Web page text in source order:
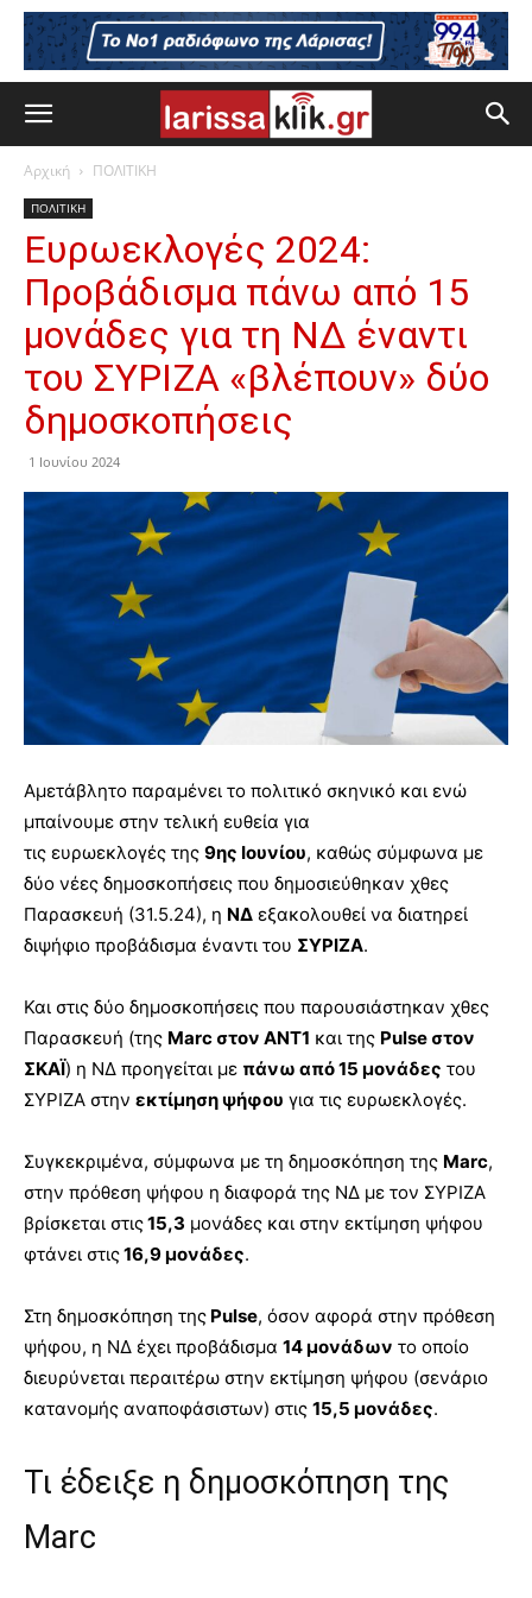
Αρχική ΠΟΛΙΤΙΚΗ
ΠΟΛΙΤΙΚΗ
Ευρωεκλογές 2024:
Προβάδισμα πάνω από 15
μονάδες για τη ΝΔ έναντι
του ΣΥΡΙΖΑ «βλέπουν» δύο
δημοσκοπήσεις
1 Ιουνίου 2024
Αμετάβλητο παραμένει το πολιτικό σκηνικό και ενώ
μπαίνουμε στην τελική ευθεία για
τις ευρωεκλογές της 9ης Ιουνίου, καθώς σύμφωνα με
δύο νέες δημοσκοπήσεις που δημοσιεύθηκαν χθες
Παρασκευή (31.5.24), η ΝΔ εξακολουθεί να διατηρεί
διψήφιο προβάδισμα έναντι του ΣΥΡΙΖΑ.
Και στις δύο δημοσκοπήσεις που παρουσιάστηκαν χθες
Παρασκευή (της Marc στον ΑΝΤ1 και της Pulse στον
ΣΚΑΪ) η ΝΔ προηγείται με πάνω από 15 μονάδες του
ΣΥΡΙΖΑ στην εκτίμηση ψήφου για τις ευρωεκλογές.
Συγκεκριμένα, σύμφωνα με τη δημοσκόπηση της Marc,
στην πρόθεση ψήφου η διαφορά της ΝΔ με τον ΣΥΡΙΖΑ
βρίσκεται στις15,3 μονάδες και στην εκτίμηση ψήφου
φτάνει στις16,9 μονάδες.
Στη δημοσκόπηση της Pulse, όσον αφορά στην πρόθεση
ψήφου, η ΝΔ έχει προβάδισμα 14 μονάδων το οποίο
διευρύνεται περαιτέρω στην εκτίμηση ψήφου (σενάριο
κατανομής αναποφάσιστων) στις 15,5 μονάδες.
Τι έδειξε η δημοσκόπηση της
Marc